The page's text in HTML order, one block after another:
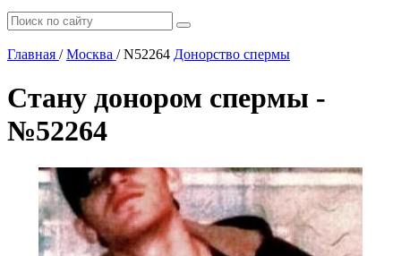
Главная / Москва /N52264 Донорство спермы
Стану донором спермы -
№52264